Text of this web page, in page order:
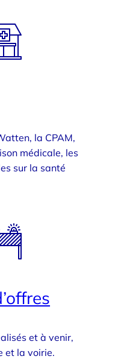
la CPAM,
médicale, les
sur la santé
et à venir,
et la voirie.